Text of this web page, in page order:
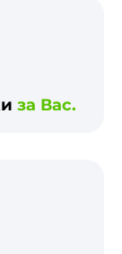
за Вас.